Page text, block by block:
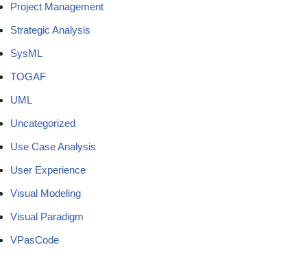
Project Management
Strategic Analysis
SysML
TOGAF
UML
Uncategorized
Use Case Analysis
User Experience
Visual Modeling
Visual Paradigm
VPasCode